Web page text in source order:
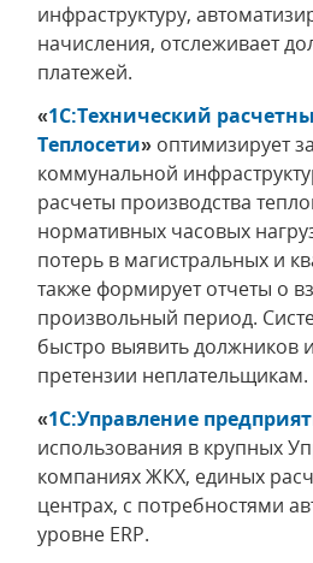
инфраструктуру,
начисления, отслеживает
платежей.
«1С:Технический
Теплосети» оптимизирует
коммунальной
расчеты производства
нормативных часовых
потерь в магистральных и
также формирует отчеты о
произвольный период.
быстро выявить должников
претензии неплательщикам.
«1С:Управление
использования в крупных
компаниях ЖКХ, единых
центрах, с потребностями
уровне ERP.